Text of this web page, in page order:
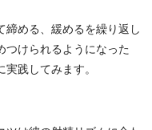
締める、緩めるを繰り返し
つけられるようになった
践してみます。